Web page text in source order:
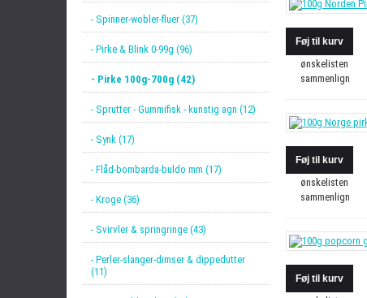
- Spinner-wobler-fluer (37)
- Pirke & Blink 0-99g (96)
- Pirke 100g-700g (42)
- Sprutter - Gummifisk - kunstig agn (12)
- Synk (17)
- Flåd-bombarda-buldo mm (17)
- Kroge (36)
- Svirvler & springringe (43)
- Perler-slanger-dimser & dippedutter
(11)
ønskelisten
sammenlign
ønskelisten
sammenlign